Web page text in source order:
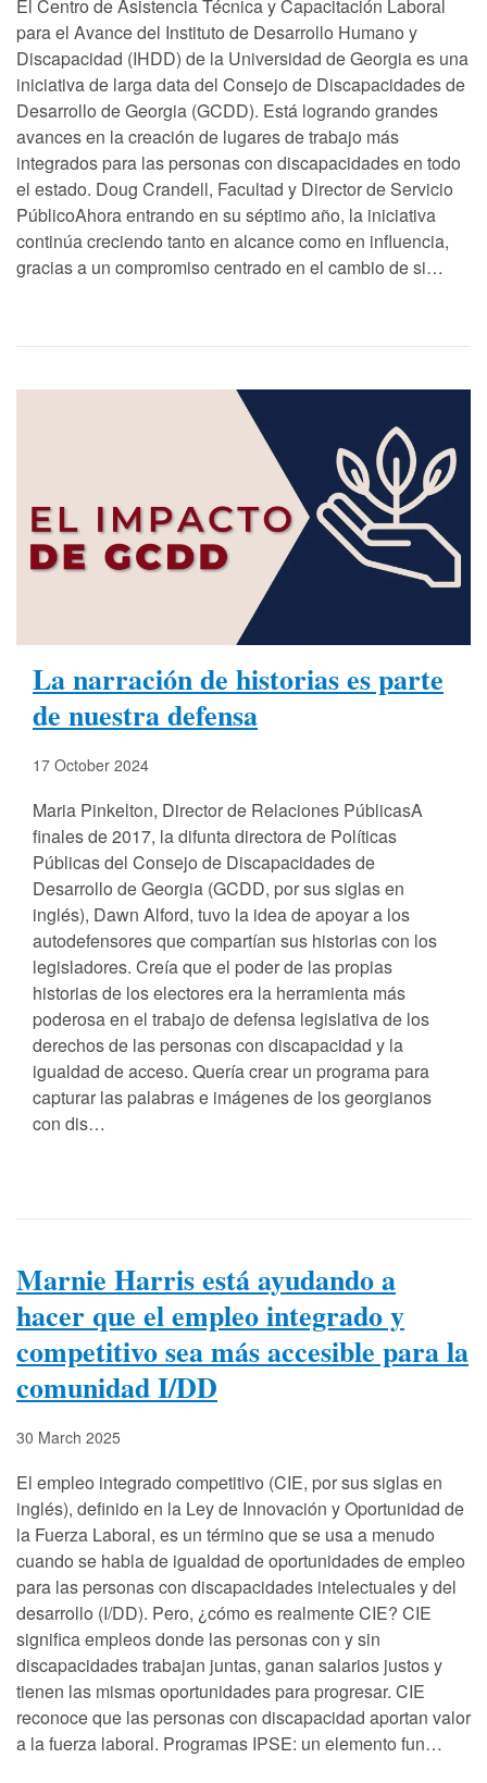
El Centro de Asistencia Técnica y Capacitación Laboral
para el Avance del Instituto de Desarrollo Humano y
Discapacidad (IHDD) de la Universidad de Georgia es una
iniciativa de larga data del Consejo de Discapacidades de
Desarrollo de Georgia (GCDD). Está logrando grandes
avances en la creación de lugares de trabajo más
integrados para las personas con discapacidades en todo
el estado. Doug Crandell, Facultad y Director de Servicio
PúblicoAhora entrando en su séptimo año, la iniciativa
continúa creciendo tanto en alcance como en influencia,
gracias a un compromiso centrado en el cambio de si…
La narración de historias es parte
de nuestra defensa
17 October 2024
Maria Pinkelton, Director de Relaciones PúblicasA
finales de 2017, la difunta directora de Políticas
Públicas del Consejo de Discapacidades de
Desarrollo de Georgia (GCDD, por sus siglas en
inglés), Dawn Alford, tuvo la idea de apoyar a los
autodefensores que compartían sus historias con los
legisladores. Creía que el poder de las propias
historias de los electores era la herramienta más
poderosa en el trabajo de defensa legislativa de los
derechos de las personas con discapacidad y la
igualdad de acceso. Quería crear un programa para
capturar las palabras e imágenes de los georgianos
con dis…
Marnie Harris está ayudando a
hacer que el empleo integrado y
competitivo sea más accesible para la
comunidad I/DD
30 March 2025
El empleo integrado competitivo (CIE, por sus siglas en
inglés), definido en la Ley de Innovación y Oportunidad de
la Fuerza Laboral, es un término que se usa a menudo
cuando se habla de igualdad de oportunidades de empleo
para las personas con discapacidades intelectuales y del
desarrollo (I/DD). Pero, ¿cómo es realmente CIE? CIE
significa empleos donde las personas con y sin
discapacidades trabajan juntas, ganan salarios justos y
tienen las mismas oportunidades para progresar. CIE
reconoce que las personas con discapacidad aportan valor
a la fuerza laboral. Programas IPSE: un elemento fun…